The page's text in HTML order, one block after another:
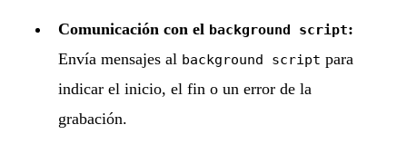
Comunicación con el background script:
Envía mensajes al background script para
indicar el inicio, el fin o un error de la
grabación.